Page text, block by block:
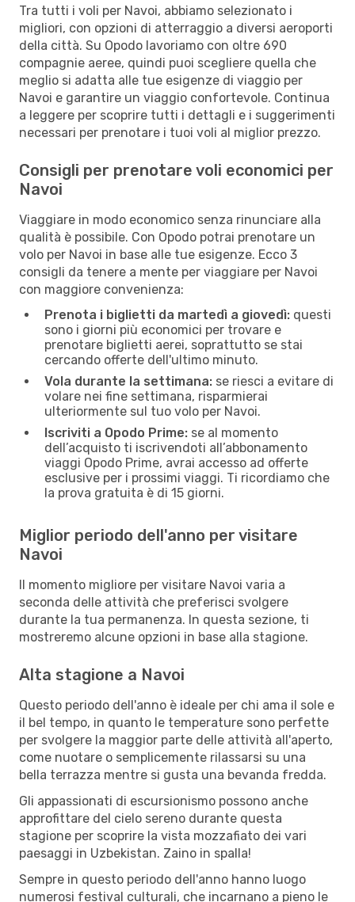
Tra tutti i voli per Navoi, abbiamo selezionato i
migliori, con opzioni di atterraggio a diversi aeroporti
della città. Su Opodo lavoriamo con oltre 690
compagnie aeree, quindi puoi scegliere quella che
meglio si adatta alle tue esigenze di viaggio per
Navoi e garantire un viaggio confortevole. Continua
a leggere per scoprire tutti i dettagli e i suggerimenti
necessari per prenotare i tuoi voli al miglior prezzo.
Consigli per prenotare voli economici per
Navoi
Viaggiare in modo economico senza rinunciare alla
qualità è possibile. Con Opodo potrai prenotare un
volo per Navoi in base alle tue esigenze. Ecco 3
consigli da tenere a mente per viaggiare per Navoi
con maggiore convenienza:
Prenota i biglietti da martedì a giovedì: questi
sono i giorni più economici per trovare e
prenotare biglietti aerei, soprattutto se stai
cercando offerte dell'ultimo minuto.
Vola durante la settimana: se riesci a evitare di
volare nei fine settimana, risparmierai
ulteriormente sul tuo volo per Navoi.
Iscriviti a Opodo Prime: se al momento
dell’acquisto ti iscrivendoti all’abbonamento
viaggi Opodo Prime, avrai accesso ad offerte
esclusive per i prossimi viaggi. Ti ricordiamo che
la prova gratuita è di 15 giorni.
Miglior periodo dell'anno per visitare
Navoi
Il momento migliore per visitare Navoi varia a
seconda delle attività che preferisci svolgere
durante la tua permanenza. In questa sezione, ti
mostreremo alcune opzioni in base alla stagione.
Alta stagione a Navoi
Questo periodo dell'anno è ideale per chi ama il sole e
il bel tempo, in quanto le temperature sono perfette
per svolgere la maggior parte delle attività all'aperto,
come nuotare o semplicemente rilassarsi su una
bella terrazza mentre si gusta una bevanda fredda.
Gli appassionati di escursionismo possono anche
approfittare del cielo sereno durante questa
stagione per scoprire la vista mozzafiato dei vari
paesaggi in Uzbekistan. Zaino in spalla!
Sempre in questo periodo dell'anno hanno luogo
numerosi festival culturali, che incarnano a pieno le